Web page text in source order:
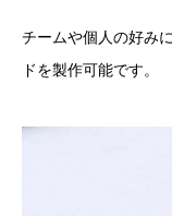
チームや個人の好み
ドを製作可能です。